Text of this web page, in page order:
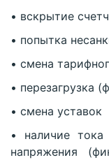
• вскрытие
• попытка
• смена
• перезагрузка
• смена уставок
• наличие
напряжения